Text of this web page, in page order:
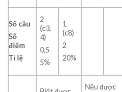
Số câu
Số
điểm
Tỉ lệ
2
(c3,
4)
0,5
5%
1
(c8)
2
20%
Nêu được